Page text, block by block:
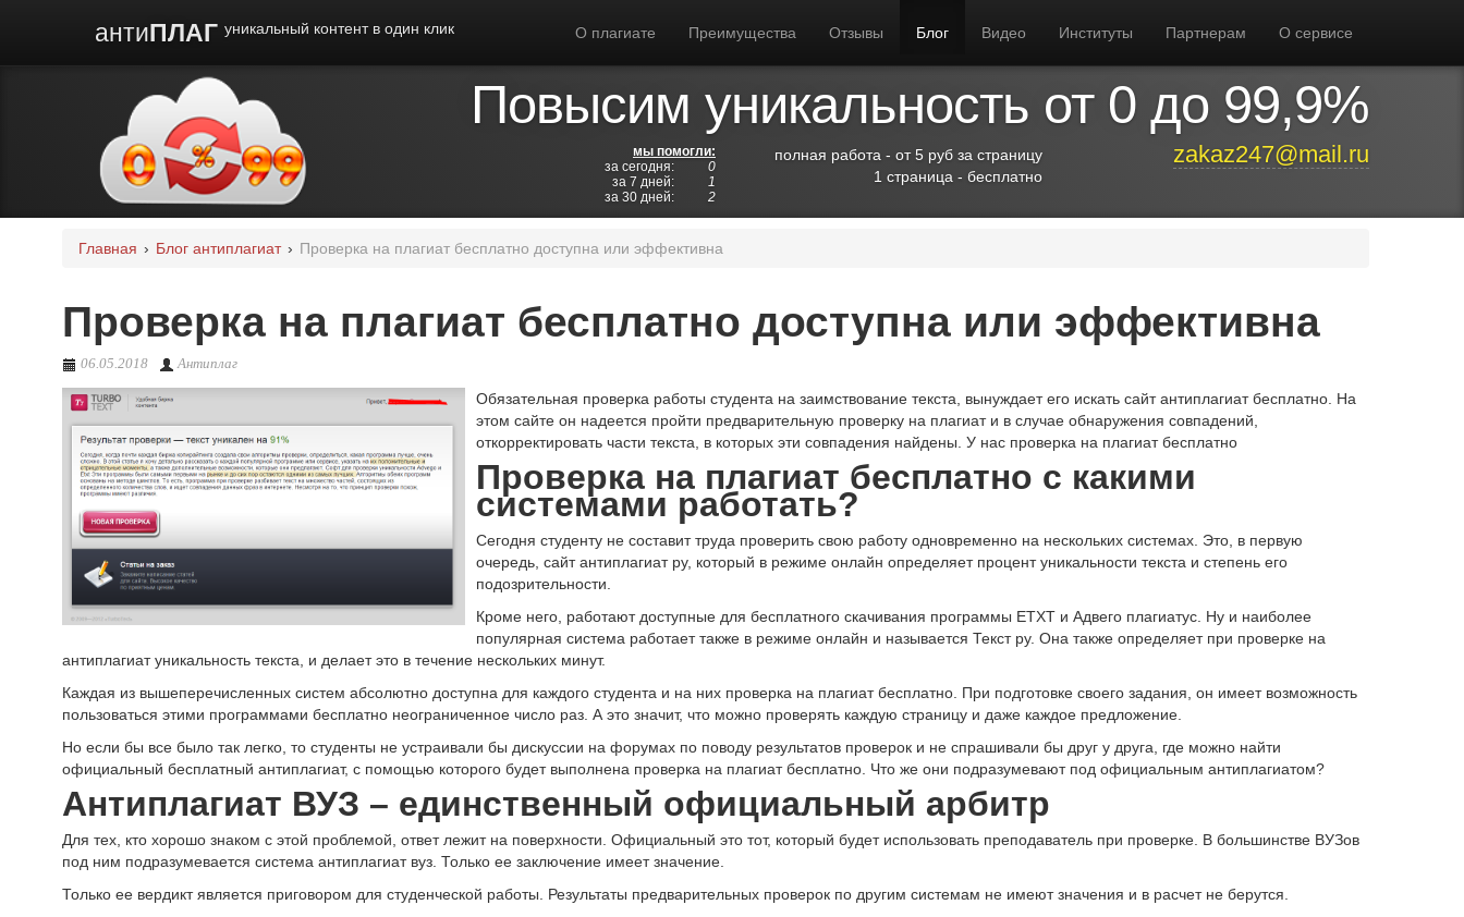
антиПЛАГ уникальный контент в один клик О плагиате Преимущества Отзывы Блог Видео Институты Партнерам О сервисе
Повысим уникальность от 0 до 99,9%
мы помогли:
за сегодня:
0
за 7 дней:
1
за 30 дней:
2
полная работа - от 5 руб за страницу
1 страница - бесплатно
zakaz247@mail.ru
Главная › Блог антиплагиат › Проверка на плагиат бесплатно доступна или эффективна
Проверка на плагиат бесплатно доступна или эффективна
06.05.2018 Антиплаг
Обязательная проверка работы студента на заимствование текста, вынуждает его искать сайт антиплагиат бесплатно. На
этом сайте он надеется пройти предварительную проверку на плагиат и в случае обнаружения совпадений,
откорректировать части текста, в которых эти совпадения найдены. У нас проверка на плагиат бесплатно
Проверка на плагиат бесплатно с какими
системами работать?
Сегодня студенту не составит труда проверить свою работу одновременно на нескольких системах. Это, в первую
очередь, сайт антиплагиат ру, который в режиме онлайн определяет процент уникальности текста и степень его
подозрительности.
Кроме него, работают доступные для бесплатного скачивания программы ЕТХТ и Адвего плагиатус. Ну и наиболее
популярная система работает также в режиме онлайн и называется Текст ру. Она также определяет при проверке на
антиплагиат уникальность текста, и делает это в течение нескольких минут.
Каждая из вышеперечисленных систем абсолютно доступна для каждого студента и на них проверка на плагиат бесплатно. При подготовке своего задания, он имеет возможность
пользоваться этими программами бесплатно неограниченное число раз. А это значит, что можно проверять каждую страницу и даже каждое предложение.
Но если бы все было так легко, то студенты не устраивали бы дискуссии на форумах по поводу результатов проверок и не спрашивали бы друг у друга, где можно найти
официальный бесплатный антиплагиат, с помощью которого будет выполнена проверка на плагиат бесплатно. Что же они подразумевают под официальным антиплагиатом?
Антиплагиат ВУЗ – единственный официальный арбитр
Для тех, кто хорошо знаком с этой проблемой, ответ лежит на поверхности. Официальный это тот, который будет использовать преподаватель при проверке. В большинстве ВУЗов
под ним подразумевается система антиплагиат вуз. Только ее заключение имеет значение.
Только ее вердикт является приговором для студенческой работы. Результаты предварительных проверок по другим системам не имеют значения и в расчет не берутся.